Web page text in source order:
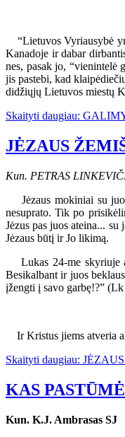
“Lietuvos Vyriausybė
Kanadoje ir dabar
nes, pasak jo, “vienintelė
jis pastebi, kad
didžiųjų Lietuvos miestų
Skaityti daugiau:
JĖZAUS
Kun. PETRAS
Jėzaus mokiniai su juo
nesuprato. Tik po
Jėzus pas juos ateina...
Jėzaus būtį ir Jo likimą.
Lukas 24-me skyriuje
Besikalbant ir juos
įžengti į savo garbę!?”
Ir Kristus jiems atveria
Skaityti daugiau:
KAS
Kun. K.J. Ambrasas SJ